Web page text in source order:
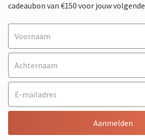
cadeaubon van €150 voor jouw
Aanmelden